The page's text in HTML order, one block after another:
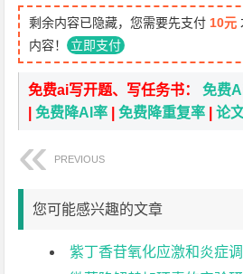
剩余内容已隐藏，您需要先支付 10元
内容！ 立即支付
免费ai写开题、写任务书：免费
|免费降AI率 |免费降重复率 |论
PREVIOUS
您可能感兴趣的文章
紫丁香苷氧化应激和炎症调控改善双酚A诱